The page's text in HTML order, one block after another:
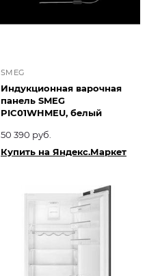
SMEG
Индукционная варочная
панель SMEG
PIC01WHMEU, белый
50 390 руб.
Купить на Яндекс.Маркет